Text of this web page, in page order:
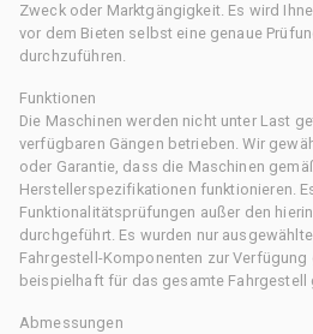
Zweck oder Marktgängigkeit. Es wird
vor dem Bieten selbst eine genaue
durchzuführen.
Funktionen
Die Maschinen werden nicht unter Last
verfügbaren Gängen betrieben. Wir
oder Garantie, dass die Maschinen
Herstellerspezifikationen funktionieren.
Funktionalitätsprüfungen außer den
durchgeführt. Es wurden nur
Fahrgestell-Komponenten zur
beispielhaft für das gesamte Fahrgestell
Abmessungen